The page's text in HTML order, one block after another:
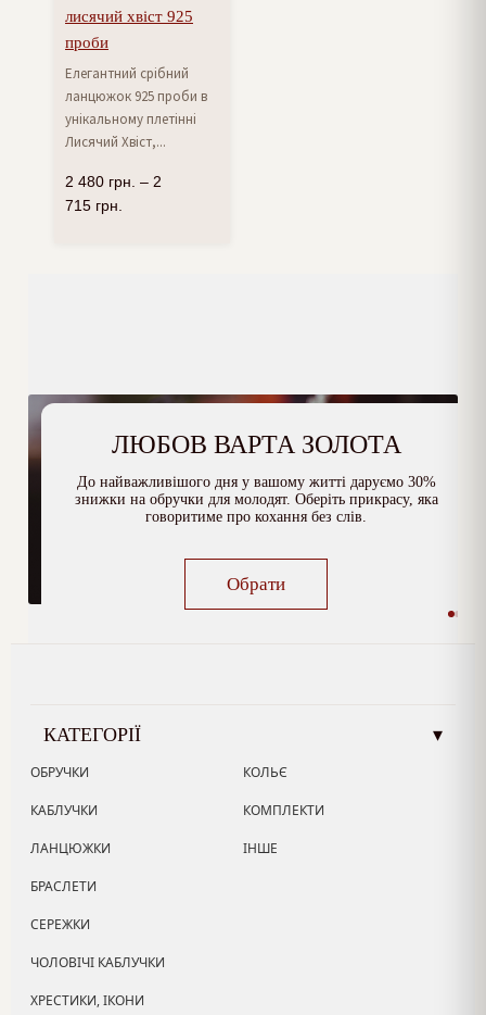
лисячий хвіст 925
проби
Елегантний срібний
ланцюжок 925 проби в
унікальному плетінні
Лисячий Хвіст,...
2 480 грн. – 2
715 грн.
ЛЮБОВ ВАРТА ЗОЛОТА
До найважливішого дня у вашому житті даруємо 30%
знижки на обручки для молодят. Оберіть прикрасу, яка
говоритиме про кохання без слів.
Обрати
КАТЕГОРІЇ ▾
ОБРУЧКИ
КАБЛУЧКИ
ЛАНЦЮЖКИ
БРАСЛЕТИ
СЕРЕЖКИ
ЧОЛОВІЧІ КАБЛУЧКИ
ХРЕСТИКИ, ІКОНИ
КОЛЬЄ
КОМПЛЕКТИ
ІНШЕ